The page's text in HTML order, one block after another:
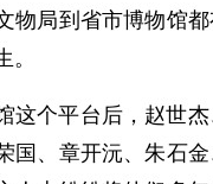
物局到省市博物馆
这个平台后，赵世
国、章开沅、朱石